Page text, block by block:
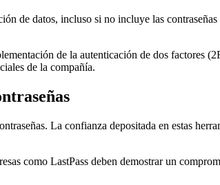
de datos, incluso si no incluye las
de la autenticación de dos factores
de la compañía.
La confianza depositada en estas
como LastPass deben demostrar un